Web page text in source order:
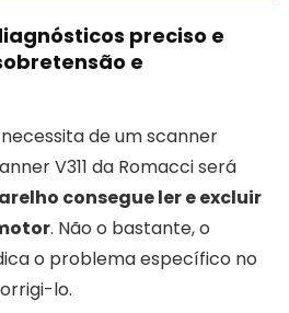
preciso e
e
de um scanner
V311 da Romacci será
consegue ler e excluir
. Não o bastante, o
o problema específico no
lo.